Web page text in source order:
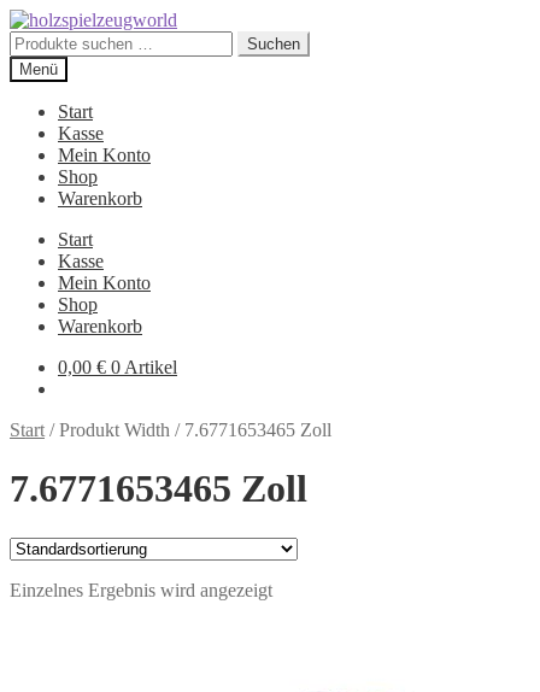
Zur
Navigation
springen
Zum
Inhalt
springen
Suchen
nach:
Suchen
Menü
Start
Kasse
Mein Konto
Shop
Warenkorb
Start
Kasse
Mein Konto
Shop
Warenkorb
0,00 € 0 Artikel
Start /Produkt Width / 7.6771653465 Zoll
7.6771653465 Zoll
Einzelnes Ergebnis wird angezeigt